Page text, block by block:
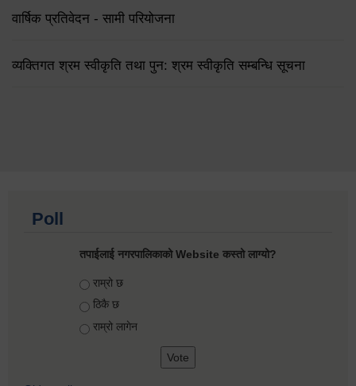
वार्षिक प्रतिवेदन - सामी परियोजना
व्यक्तिगत श्रम स्वीकृति तथा पुन: श्रम स्वीकृति सम्बन्धि सूचना
Poll
तपाईलाई नगरपालिकाको Website कस्तो लाग्यो?
Choices
राम्रो छ
ठिकै छ
राम्रो लागेन